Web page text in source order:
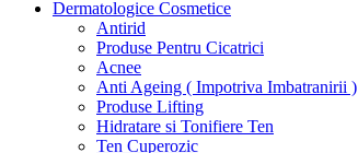
Dermatologice Cosmetice
Antirid
Produse Pentru Cicatrici
Acnee
Anti Ageing ( Impotriva Imbatranirii )
Produse Lifting
Hidratare si Tonifiere Ten
Ten Cuperozic